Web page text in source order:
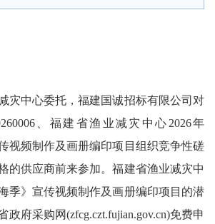
中心委托，福建国诚招标有限公司对
、福建省渔业减灾中心2026年
视频制作及画册编印项目组织竞争性磋
的供应商前来参加。福建省渔业减灾中
季》宣传视频制作及画册编印项目的潜
政府采购网(zfcg.czt.fujian.gov.cn)免费申